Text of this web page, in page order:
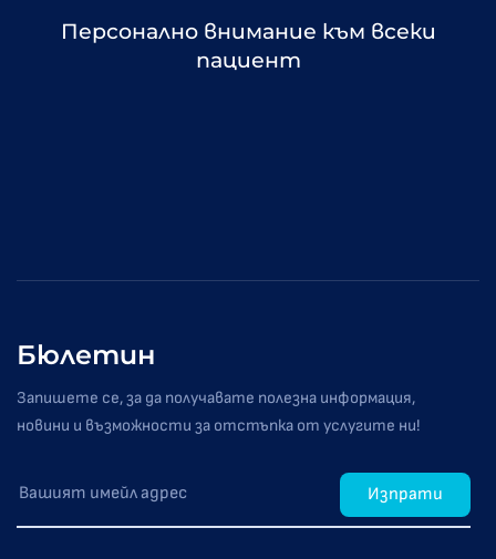
Персонално внимание към всеки
пациент
Бюлетин
Запишете се, за да получавате полезна информация,
новини и възможности за отстъпка от услугите ни!
Изпрати